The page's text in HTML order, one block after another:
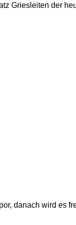
Griesleiten der
danach wird es